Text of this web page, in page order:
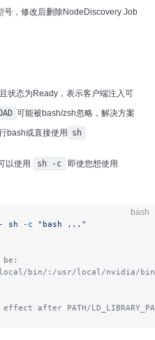
号，修改后删除NodeDiscovery Job
状态为Ready，表示客户端注入可
可能被bash/zsh忽略，解决方案
bash或直接使用 sh
以使用 sh -c
即使您想使用
bash
sh -c "bash ..."
bin/:/usr/local/nvidia/
after PATH/